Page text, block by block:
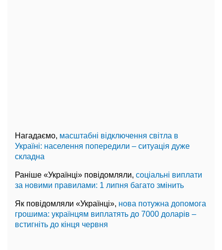
Нагадаємо, масштабні відключення світла в
Україні: населення попередили – ситуація дуже
складна
Раніше «Українці» повідомляли, соціальні виплати
за новими правилами: 1 липня багато змінить
Як повідомляли «Українці», нова потужна допомога
грошима: українцям виплатять до 7000 доларів –
встигніть до кінця червня